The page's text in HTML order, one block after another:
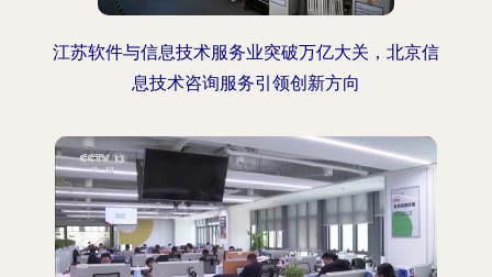
江苏软件与信息技术服务业突破万亿大关，北京信
息技术咨询服务引领创新方向